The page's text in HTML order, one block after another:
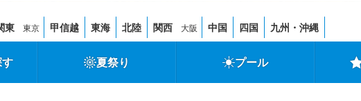
東 東京 甲信越 東海 北陸 関西 大阪 中国 四国 九州・沖縄
夏祭り プール